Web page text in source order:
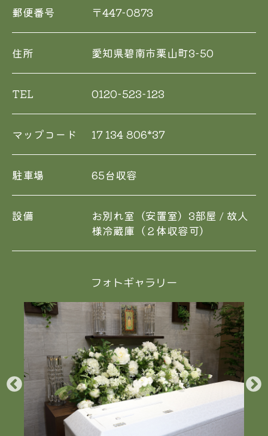
郵便番号 〒447-0873
住所 愛知県碧南市栗山町3-50
TEL 0120-523-123
マップコード 17 134 806*37
駐車場 65台収容
設備
お別れ室（安置室）3部屋 / 故人
様冷蔵庫（２体収容可）
フォトギャラリー